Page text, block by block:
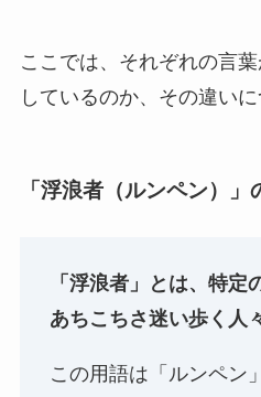
ここでは、それぞれの言
しているのか、その違いに
「浮浪者（ルンペン）」
「浮浪者」とは、特定
あちこちさ迷い歩く人
この用語は「ルンペン